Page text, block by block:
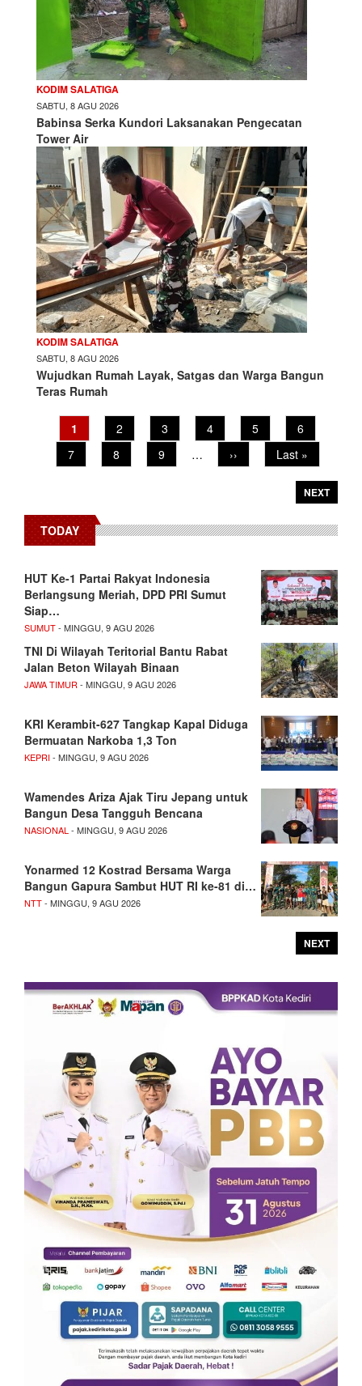
KODIM SALATIGA
SABTU, 8 AGU 2026
Babinsa Serka Kundori Laksanakan Pengecatan
Tower Air
KODIM SALATIGA
SABTU, 8 AGU 2026
Wujudkan Rumah Layak, Satgas dan Warga Bangun
Teras Rumah
PaginationCurrent
page
1 Page
2 Page
3 Page
4 Page
5 Page
6
Page
7 Page
8 Page
9 …
Next
page
››
Last
page
Last »
NEXT
TODAY
HUT Ke-1 Partai Rakyat Indonesia
Berlangsung Meriah, DPD PRI Sumut
Siap…
SUMUT- MINGGU, 9 AGU 2026
TNI Di Wilayah Teritorial Bantu Rabat
Jalan Beton Wilayah Binaan
JAWA TIMUR - MINGGU, 9 AGU 2026
KRI Kerambit-627 Tangkap Kapal Diduga
Bermuatan Narkoba 1,3 Ton
KEPRI- MINGGU, 9 AGU 2026
Wamendes Ariza Ajak Tiru Jepang untuk
Bangun Desa Tangguh Bencana
NASIONAL - MINGGU, 9 AGU 2026
Yonarmed 12 Kostrad Bersama Warga
Bangun Gapura Sambut HUT RI ke-81 di…
NTT- MINGGU, 9 AGU 2026
NEXT